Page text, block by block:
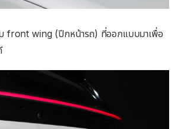
บ front wing (ปีกหน้ารถ) ที่ออกแบบมาเพื่อ